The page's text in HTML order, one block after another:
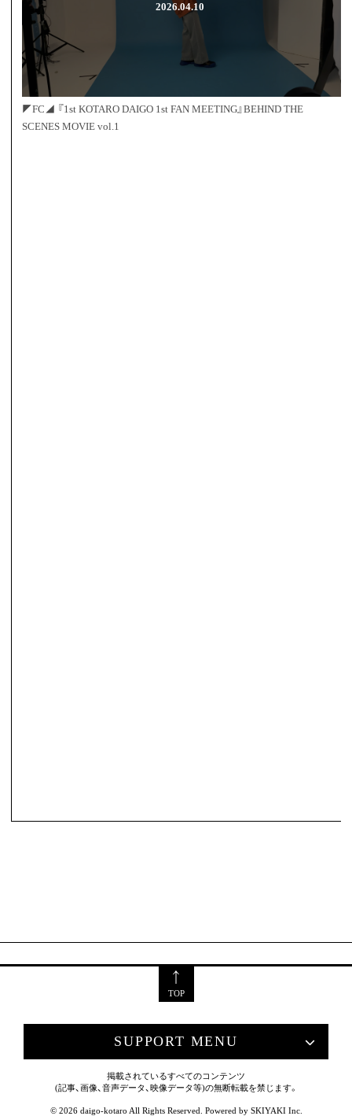
2026.04.10
◤FC◢ 『1st KOTARO DAIGO 1st FAN MEETING』BEHIND THE
SCENES MOVIE vol.1
TOP
SUPPORT MENU
掲載されているすべてのコンテンツ
(記事、画像、音声データ、映像データ等)の無断転載を禁じます。
© 2026 daigo-kotaro All Rights Reserved. Powered by SKIYAKI Inc.